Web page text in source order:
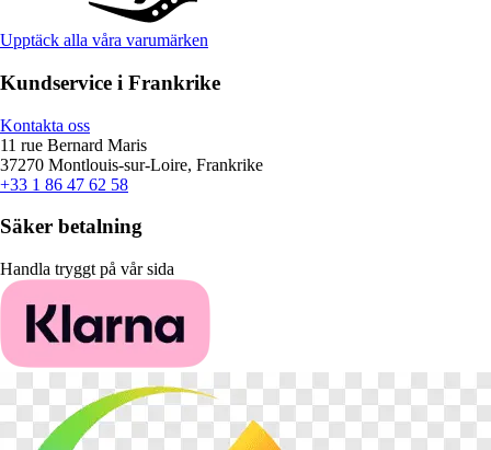
Upptäck alla våra varumärken
Kundservice i Frankrike
Kontakta oss
11 rue Bernard Maris
37270 Montlouis-sur-Loire, Frankrike
+33 1 86 47 62 58
Säker betalning
Handla tryggt på vår sida